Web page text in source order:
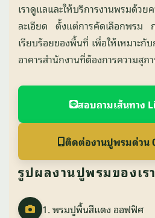
เราดูแลและให้บริการงานพรมด้วย
ละเอียด ตั้งแต่การคัดเลือกพรม
เรียบร้อยของพื้นที่ เพื่อให้เหมาะกับ
อาคารสำนักงานที่ต้องการความสุภ
สอบถามเส้นทาง
ติดต่องานปูพรมด่วน
รูปผลงานปูพรมของเรา
1. พรมปูพื้นสีแดง ออฟฟิศ